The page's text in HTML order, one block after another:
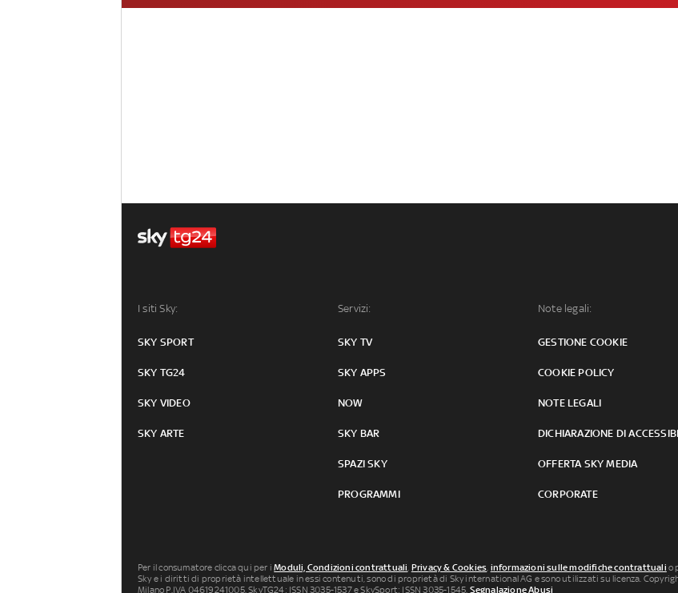
I siti Sky:
SKY SPORT
SKY TG24
SKY VIDEO
SKY ARTE
Servizi:
SKY TV
SKY APPS
NOW
SKY BAR
SPAZI SKY
PROGRAMMI
Note legali:
GESTIONE COOKIE
COOKIE POLICY
NOTE LEGALI
DICHIARAZIONE DI
OFFERTA SKY MEDIA
CORPORATE
Per il consumatore clicca qui per iModuli, Condizioni contrattuali, Privacy & Cookies, informazioni sulle modifiche contrattuali o
Sky e i diritti di proprietà intellettuale in essi contenuti, sono di proprietà di Sky international AG e sono utilizzati su licenza.
Milano P.IVA 04619241005. SkyTG24: ISSN 3035-1537 e SkySport: ISSN 3035-1545. Segnalazione Abusi